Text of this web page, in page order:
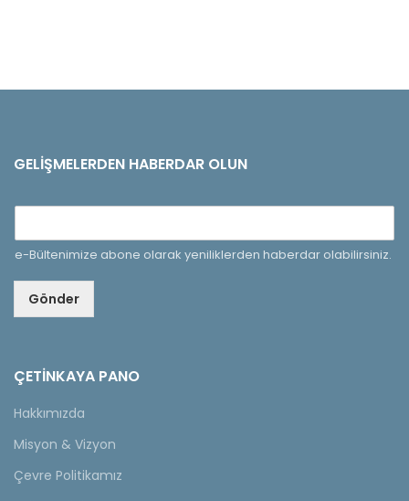
GELIŞMELERDEN HABERDAR OLUN
e-Bültenimize abone olarak yeniliklerden haberdar olabilirsiniz.
Gönder
ÇETINKAYA PANO
Hakkımızda
Misyon & Vizyon
Çevre Politikamız